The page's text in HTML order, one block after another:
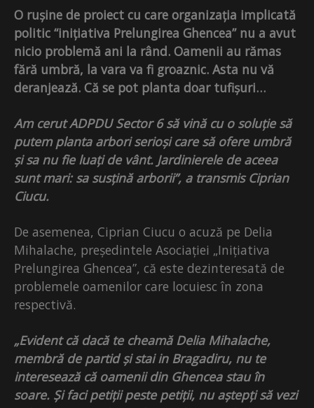
O rușine de proiect cu care organizația implicată
politic “inițiativa Prelungirea Ghencea” nu a avut
nicio problemă ani la rând. Oamenii au rămas
fără umbră, la vara va fi groaznic. Asta nu vă
deranjează. Că se pot planta doar tufișuri…
Am cerut ADPDU Sector 6 să vină cu o soluție să
putem planta arbori serioși care să ofere umbră
și sa nu fie luați de vânt. Jardinierele de aceea
sunt mari: sa susțină arborii”, a transmis Ciprian
Ciucu.
De asemenea, Ciprian Ciucu o acuză pe Delia
Mihalache, președintele Asociației „Inițiativa
Prelungirea Ghencea”, că este dezinteresată de
problemele oamenilor care locuiesc în zona
respectivă.
„Evident că dacă te cheamă Delia Mihalache,
membră de partid și stai in Bragadiru, nu te
interesează că oamenii din Ghencea stau în
soare. Și faci petiții peste petiții, nu aștepți să vezi